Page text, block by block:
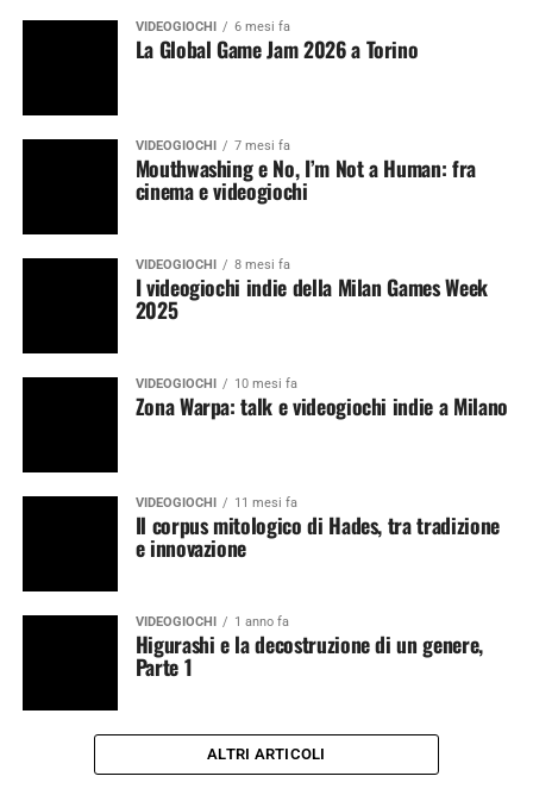
VIDEOGIOCHI 6 mesi fa
La Global Game Jam 2026 a Torino
VIDEOGIOCHI 7 mesi fa
Mouthwashing e No, I’m Not a Human: fra
cinema e videogiochi
VIDEOGIOCHI 8 mesi fa
I videogiochi indie della Milan Games Week
2025
VIDEOGIOCHI 10 mesi fa
Zona Warpa: talk e videogiochi indie a Milano
VIDEOGIOCHI 11 mesi fa
Il corpus mitologico di Hades, tra tradizione
e innovazione
VIDEOGIOCHI 1 anno fa
Higurashi e la decostruzione di un genere,
Parte 1
ALTRI ARTICOLI